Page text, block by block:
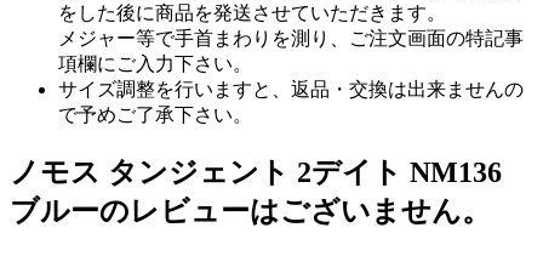
をした後に商品を発送させていただきます。
メジャー等で手首まわりを測り、ご注文画面の特記事
項欄にご入力下さい。
サイズ調整を行いますと、返品・交換は出来ませんの
で予めご了承下さい。
ノモス タンジェント 2デイト NM136
ブルーのレビューはございません。